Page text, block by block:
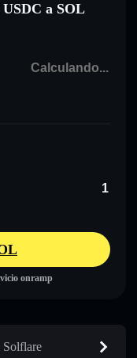
a SOL
onramp
Solflare